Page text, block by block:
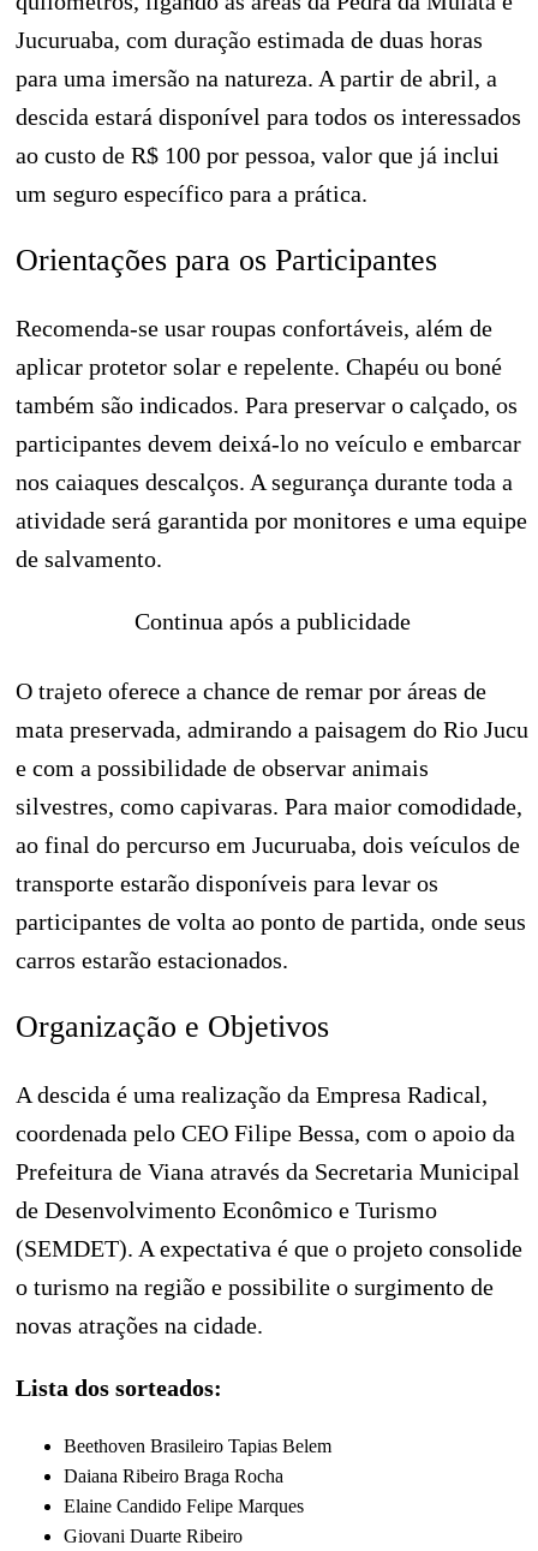
Jucuruaba, com duração estimada de duas horas
para uma imersão na natureza. A partir de abril, a
descida estará disponível para todos os interessados
ao custo de R$ 100 por pessoa, valor que já inclui
um seguro específico para a prática.
Orientações para os Participantes
Recomenda-se usar roupas confortáveis, além de
aplicar protetor solar e repelente. Chapéu ou boné
também são indicados. Para preservar o calçado, os
participantes devem deixá-lo no veículo e embarcar
nos caiaques descalços. A segurança durante toda a
atividade será garantida por monitores e uma equipe
de salvamento.
Continua após a publicidade
O trajeto oferece a chance de remar por áreas de
mata preservada, admirando a paisagem do Rio Jucu
e com a possibilidade de observar animais
silvestres, como capivaras. Para maior comodidade,
ao final do percurso em Jucuruaba, dois veículos de
transporte estarão disponíveis para levar os
participantes de volta ao ponto de partida, onde seus
carros estarão estacionados.
Organização e Objetivos
A descida é uma realização da Empresa Radical,
coordenada pelo CEO Filipe Bessa, com o apoio da
Prefeitura de Viana através da Secretaria Municipal
de Desenvolvimento Econômico e Turismo
(SEMDET). A expectativa é que o projeto consolide
o turismo na região e possibilite o surgimento de
novas atrações na cidade.
Lista dos sorteados:
Beethoven Brasileiro Tapias Belem
Daiana Ribeiro Braga Rocha
Elaine Candido Felipe Marques
Giovani Duarte Ribeiro